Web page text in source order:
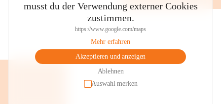
musst du der Verwendung externer Cookies
zustimmen.
https://www.google.com/maps
Mehr erfahren
Akzeptieren und anzeigen
Ablehnen
Auswahl merken